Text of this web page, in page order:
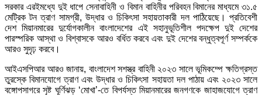
সরকার এরইমধ্যে দুই ধাপে সেনাবাহিনী ও বিমান বাহিনীর পরিবহন বিমানের মাধ্যমে ৩১.৫
মেট্রিক টন ত্রাণ সামগ্রী, উদ্ধার ও চিকিৎসা সহায়তাকারী দল পাঠিয়েছে। প্রতিবেশী
দেশ মিয়ানমারের দুর্যোগকালীন বাংলাদেশের এই সহানুভূতিশীল পদক্ষেপ দুই দেশের
পারস্পরিক আস্থা ও বিশ্বাসকে আরও বর্ধিত করবে এবং দুই দেশের বন্ধুত্বপূর্ণ সম্পর্ককে
আরও সুদৃঢ় করবে।
আইএসপিআর আরও জানায়, বাংলাদেশ সশস্ত্র বাহিনী ২০২৩ সালে ভূমিকম্পে ক্ষতিগ্রস্ত
তুরস্কে বিমানযোগে ত্রাণ এবং উদ্ধার ও চিকিৎসা সহায়তা দল পাঠায় এবং ২০২৩ সালে
বঙ্গোপসাগরে সৃষ্ট ঘূর্ণিঝড় ‘মোখা’-তে বিপর্যস্ত মিয়ানমারের জনগণকে জাহাজযোগে ত্রাণ